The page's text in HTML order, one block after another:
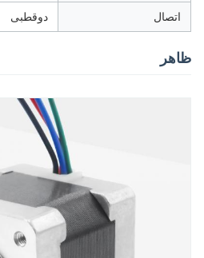
اتصال دوقطبی
ظاهر